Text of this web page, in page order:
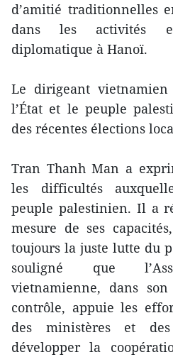
d’amitié traditionnelles
dans les activités
diplomatique à Hanoï.
Le dirigeant
l’État et le peuple
des récentes élections
Tran Thanh Man a
les difficultés
peuple palestinien. Il a
mesure de ses
toujours la juste lutte du
souligné que
vietnamienne, dans
contrôle, appuie les
des ministères et
développer la